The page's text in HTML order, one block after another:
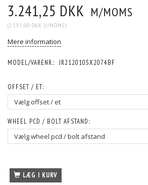
3.241,25 DKK M/MOMS
(2.593,00 DKK U/MOMS)
Mere information
MODEL/VARENR.: JR2120105X2074BF
OFFSET / ET:
WHEEL PCD / BOLT AFSTAND:
LÆG I KURV